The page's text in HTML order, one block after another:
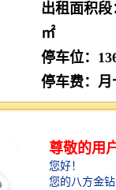
出租面积段
㎡
停车位：
停车费：月
25元封顶
物业管理费
空调费：